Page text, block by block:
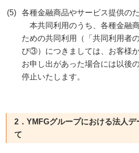
各種金融商品やサービス提供の
本共同利用のうち、各種金融
ための共同利用（「共同利用者
び③）につきましては、お客様
お申し出があった場合には以後
停止いたします。
2．YMFGグループにおける法人
て